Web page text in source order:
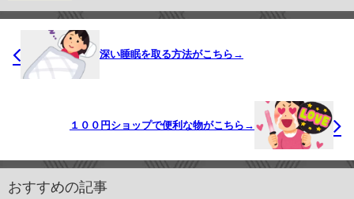
深い睡眠を取る方法がこちら→
１００円ショップで便利な物がこちら→
おすすめの記事